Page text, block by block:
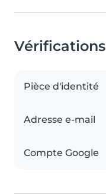
Vérifications
Pièce d'identité
Adresse e-mail
Compte Google